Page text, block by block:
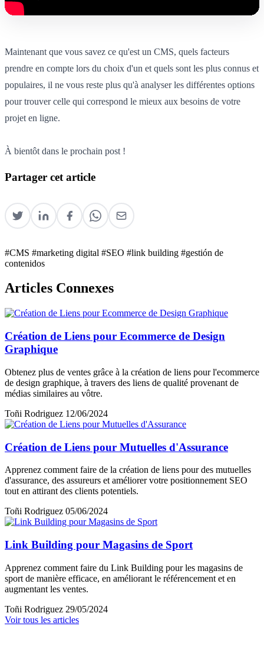
Maintenant que vous savez ce qu'est un CMS, quels facteurs
prendre en compte lors du choix d'un et quels sont les plus connus et
populaires, il ne vous reste plus qu'à analyser les différentes options
pour trouver celle qui correspond le mieux aux besoins de votre
projet en ligne.
À bientôt dans le prochain post !
Partager cet article
#CMS #marketing digital #SEO #link building #gestión de
contenidos
Articles Connexes
Création de Liens pour Ecommerce de Design
Graphique
Obtenez plus de ventes grâce à la création de liens pour l'ecommerce
de design graphique, à travers des liens de qualité provenant de
médias similaires au vôtre.
Toñi Rodriguez 12/06/2024
Création de Liens pour Mutuelles d'Assurance
Apprenez comment faire de la création de liens pour des mutuelles
d'assurance, des assureurs et améliorer votre positionnement SEO
tout en attirant des clients potentiels.
Toñi Rodriguez 05/06/2024
Link Building pour Magasins de Sport
Apprenez comment faire du Link Building pour les magasins de
sport de manière efficace, en améliorant le référencement et en
augmentant les ventes.
Toñi Rodriguez 29/05/2024
Voir tous les articles